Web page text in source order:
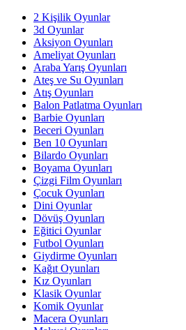
2 Kişilik Oyunlar
3d Oyunlar
Aksiyon Oyunları
Ameliyat Oyunları
Araba Yarış Oyunları
Ateş ve Su Oyunları
Atış Oyunları
Balon Patlatma Oyunları
Barbie Oyunları
Beceri Oyunları
Ben 10 Oyunları
Bilardo Oyunları
Boyama Oyunları
Çizgi Film Oyunları
Çocuk Oyunları
Dini Oyunlar
Dövüş Oyunları
Eğitici Oyunlar
Futbol Oyunları
Giydirme Oyunları
Kağıt Oyunları
Kız Oyunları
Klasik Oyunlar
Komik Oyunlar
Macera Oyunları